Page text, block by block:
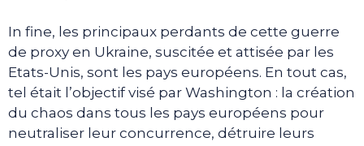
In fine, les principaux perdants de cette guerre
de proxy en Ukraine, suscitée et attisée par les
Etats-Unis, sont les pays européens. En tout cas,
tel était l’objectif visé par Washington : la création
du chaos dans tous les pays européens pour
neutraliser leur concurrence, détruire leurs